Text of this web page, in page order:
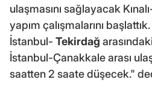
ulaşmasını sağlayacak
yapım çalışmalarını
İstanbul- Tekirdağ
İstanbul-Çanakkale arası
saatten 2 saate düşecek."